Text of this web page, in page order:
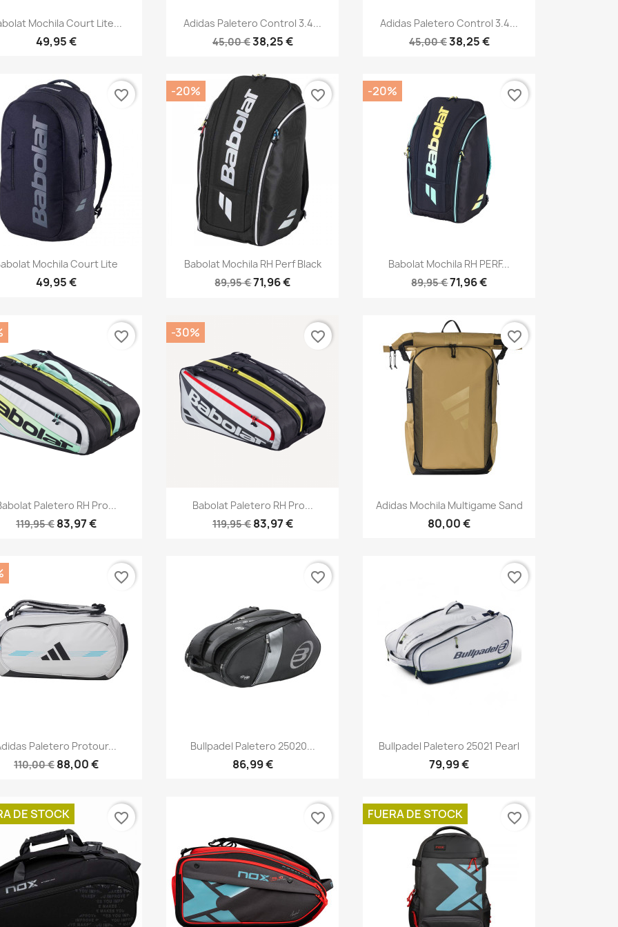
Vista rápida
Mochila Court Lite...
49,95 €
Vista rápida
Adidas Paletero Control 3.4...
45,00 €38,25 €
Vista rápida
Adidas Paletero Control 3.4...
45,00 €38,25 €
Vista rápida
Mochila Court Lite
49,95 €
favorite_border
Vista rápida
Babolat Mochila RH Perf Black
89,95 €71,96 €
-20% favorite_border
Vista rápida
Babolat Mochila RH PERF...
89,95 €71,96 €
-20% favorite_border
Vista rápida
Paletero RH Pro...
119,95 € 83,97 €
favorite_border
Vista rápida
Babolat Paletero RH Pro...
119,95 € 83,97 €
-30% favorite_border
Vista rápida
Adidas Mochila Multigame Sand
80,00 €
favorite_border
Vista rápida
Paletero Protour...
110,00 € 88,00 €
favorite_border
Vista rápida
Bullpadel Paletero 25020...
86,99 €
favorite_border
Vista rápida
Bullpadel Paletero 25021 Pearl
79,99 €
favorite_border
DE STOCK favorite_border favorite_border FUERA DE STOCK favorite_border